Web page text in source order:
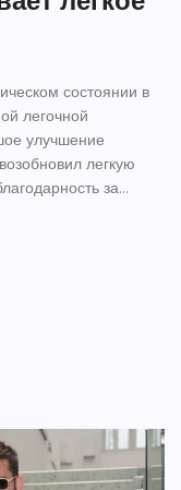
состоянии в
легочной
улучшение
легкую
за